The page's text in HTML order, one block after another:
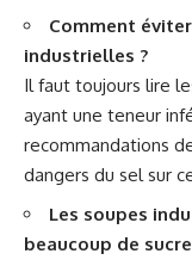
Comment
industrielles ?
Il faut toujours lire
ayant une teneur
recommandations
dangers du sel sur
Les soupes
beaucoup de